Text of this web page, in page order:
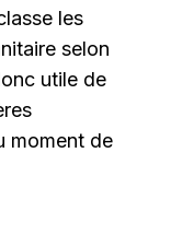
les
selon
utile de
moment de